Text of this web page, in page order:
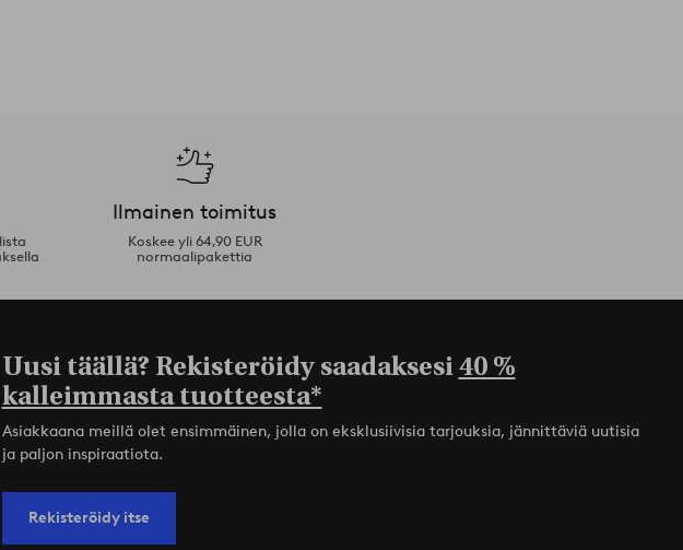
Ilmainen toimitus
Koskee yli 64,90 EUR
normaalipakettia
Uusi täällä? Rekisteröidy saadaksesi40 %
kalleimmasta tuotteesta*
Asiakkaana meillä olet ensimmäinen, jolla on eksklusiivisia tarjouksia, jännittäviä uutisia
ja paljon inspiraatiota.
Rekisteröidy itse